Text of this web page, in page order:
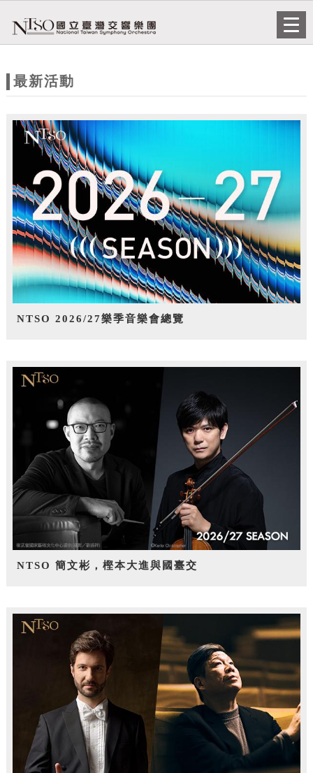
站
題
最新活動
NTSO 2026/27樂季音樂會總覽
NTSO 簡文彬，樫本大進與國臺交